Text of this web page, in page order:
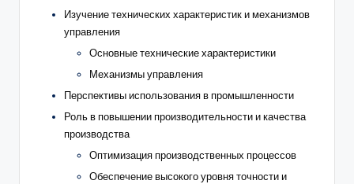
Изучение технических характеристик и механизмов
управления
Основные технические характеристики
Механизмы управления
Перспективы использования в промышленности
Роль в повышении производительности и качества
производства
Оптимизация производственных процессов
Обеспечение высокого уровня точности и